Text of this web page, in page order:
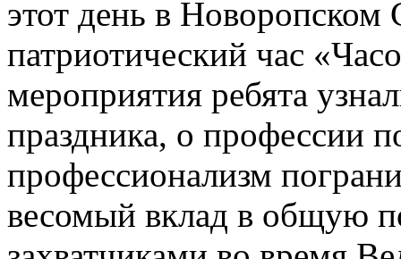
этот день в
патриотический час
мероприятия ребята
праздника, о профессии
профессионализм
весомый вклад в общую